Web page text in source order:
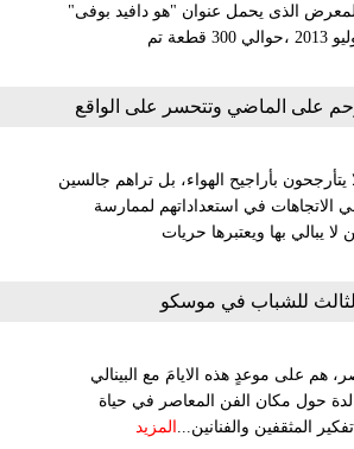
المعرض الذى يحمل عنوان "هو دافيد بوفى"
ويقام في الفترة من 23 آذار/مارس المقبل ويستمر حتى 28 تموز/يوليو 2013 ،حوالي 300 قطعة تم
على الماضي وتتحسر على الواقع
بأراجيح الهواء، بل تراهم جالسين
الاتجاهات في استعداداتهم لممارسة
يبالي بها ويعتبرها حريات
الثالث للشباب في موسكو
على موعدٍ هذه الايامَ مع البينالي
حول مكان الفن المعاصر في حياة
المثقفين والفنانين... المزيد